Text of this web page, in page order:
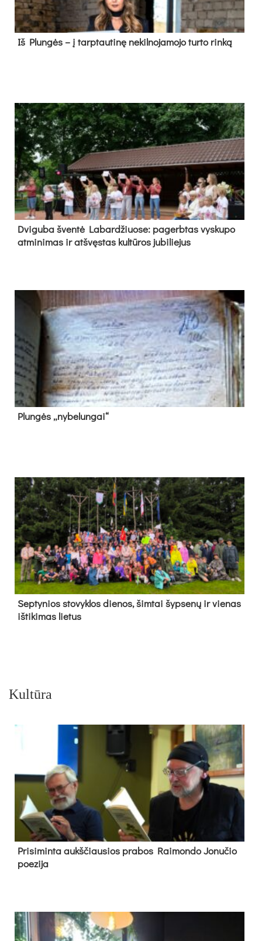
Iš Plungės – į tarptautinę nekilnojamojo turto rinką
Dvi­gu­ba šven­tė La­bar­džiuo­se: pa­gerb­tas vys­ku­po
at­mi­ni­mas ir at­švęs­tas kul­tū­ros ju­bi­lie­jus
Plun­gės „ny­be­lun­gai“
Sep­ty­nios sto­vyk­los die­nos, šim­tai šyp­se­nų ir vie­nas
iš­ti­ki­mas lie­tus
Kultūra
Pri­si­min­ta aukš­čiau­sios pra­bos Rai­mon­do Jo­nu­čio
poe­zi­ja